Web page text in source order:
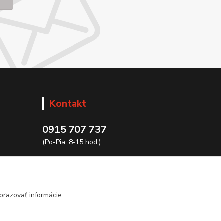
Kontakt
0915 707 737
(Po-Pia, 8-15 hod.)
informácie